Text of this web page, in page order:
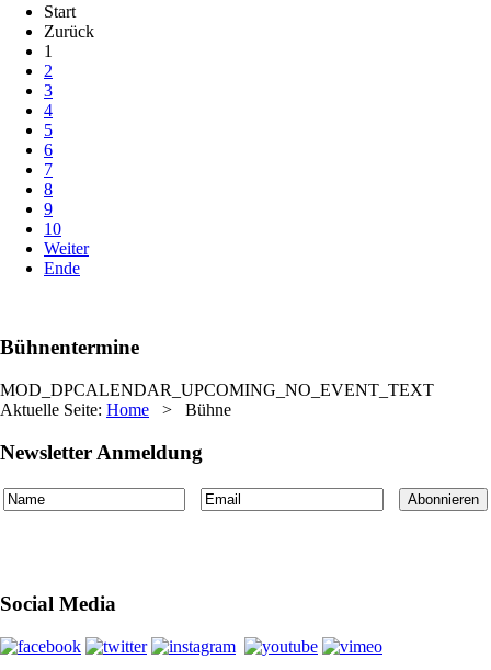
Start
Zurück
1
2
3
4
5
6
7
8
9
10
Weiter
Ende
Bühnentermine
MOD_DPCALENDAR_UPCOMING_NO_EVENT_TEXT
Aktuelle Seite: Home > Bühne
Newsletter Anmeldung
Social Media